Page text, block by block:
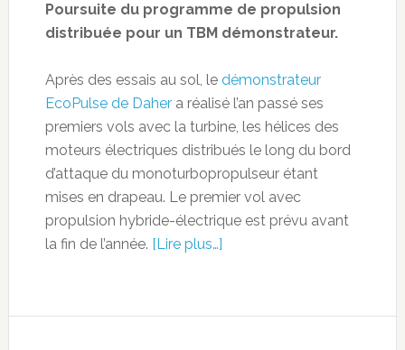
Poursuite du programme de propulsion
distribuée pour un TBM démonstrateur.
Après des essais au sol, le démonstrateur
EcoPulse de Dahera réalisé l’an passé ses
premiers vols avec la turbine, les hélices des
moteurs électriques distribués le long du bord
d’attaque du monoturbopropulseur étant
mises en drapeau. Le premier vol avec
propulsion hybride-électrique est prévu avant
la fin de l’année. [Lire plus…]